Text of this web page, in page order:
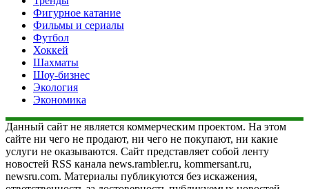
Фигурное катание
Фильмы и сериалы
Футбол
Хоккей
Шахматы
Шоу-бизнес
Экология
Экономика
Данный сайт не является коммерческим проектом. На этом
сайте ни чего не продают, ни чего не покупают, ни какие
услуги не оказываются. Сайт представляет собой ленту
новостей RSS канала news.rambler.ru, kommersant.ru,
newsru.com. Материалы публикуются без искажения,